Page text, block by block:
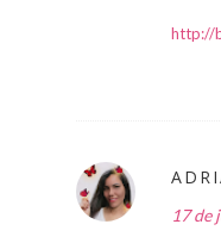
http://
17 de